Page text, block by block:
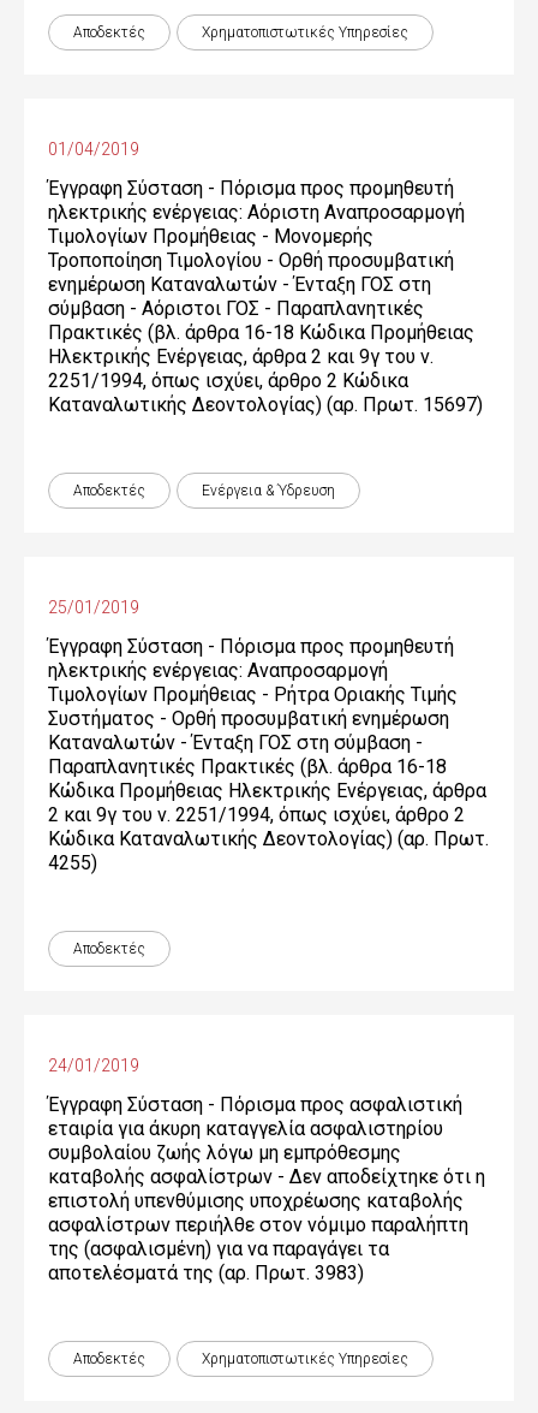
Αποδεκτές Χρηματοπιστωτικές Yπηρεσίες
01/04/2019
Έγγραφη Σύσταση - Πόρισμα προς προμηθευτή
ηλεκτρικής ενέργειας: Αόριστη Αναπροσαρμογή
Τιμολογίων Προμήθειας - Μονομερής
Τροποποίηση Τιμολογίου - Ορθή προσυμβατική
ενημέρωση Καταναλωτών - Ένταξη ΓΟΣ στη
σύμβαση - Αόριστοι ΓΟΣ - Παραπλανητικές
Πρακτικές (βλ. άρθρα 16-18 Κώδικα Προμήθειας
Ηλεκτρικής Ενέργειας, άρθρα 2 και 9γ του ν.
2251/1994, όπως ισχύει, άρθρο 2 Κώδικα
Καταναλωτικής Δεοντολογίας) (αρ. Πρωτ. 15697)
Αποδεκτές Ενέργεια & Ύδρευση
25/01/2019
Έγγραφη Σύσταση - Πόρισμα προς προμηθευτή
ηλεκτρικής ενέργειας: Αναπροσαρμογή
Τιμολογίων Προμήθειας - Ρήτρα Οριακής Τιμής
Συστήματος - Ορθή προσυμβατική ενημέρωση
Καταναλωτών - Ένταξη ΓΟΣ στη σύμβαση -
Παραπλανητικές Πρακτικές (βλ. άρθρα 16-18
Κώδικα Προμήθειας Ηλεκτρικής Ενέργειας, άρθρα
2 και 9γ του ν. 2251/1994, όπως ισχύει, άρθρο 2
Κώδικα Καταναλωτικής Δεοντολογίας) (αρ. Πρωτ.
4255)
Αποδεκτές
24/01/2019
Έγγραφη Σύσταση - Πόρισμα προς ασφαλιστική
εταιρία για άκυρη καταγγελία ασφαλιστηρίου
συμβολαίου ζωής λόγω μη εμπρόθεσμης
καταβολής ασφαλίστρων - Δεν αποδείχτηκε ότι η
επιστολή υπενθύμισης υποχρέωσης καταβολής
ασφαλίστρων περιήλθε στον νόμιμο παραλήπτη
της (ασφαλισμένη) για να παραγάγει τα
αποτελέσματά της (αρ. Πρωτ. 3983)
Αποδεκτές Χρηματοπιστωτικές Yπηρεσίες